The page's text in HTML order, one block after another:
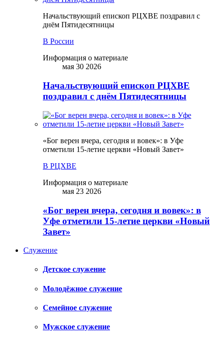
Начальствующий епископ РЦХВЕ поздравил с
днём Пятидесятницы
В России
Информация о материале
мая 30 2026
Начальствующий епископ РЦХВЕ
поздравил с днём Пятидесятницы
«Бог верен вчера, сегодня и вовек»: в Уфе
отметили 15-летие церкви «Новый Завет»
В РЦХВЕ
Информация о материале
мая 23 2026
«Бог верен вчера, сегодня и вовек»: в
Уфе отметили 15-летие церкви «Новый
Завет»
Служение
Детское служение
Молодёжное служение
Семейное служение
Мужское служение